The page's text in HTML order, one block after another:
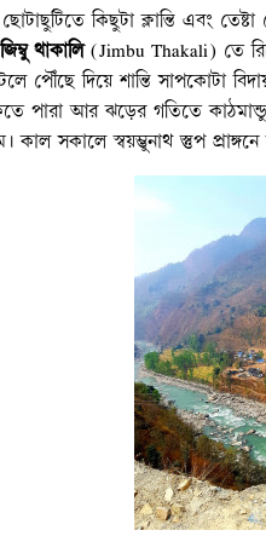
কিছুটা ক্লান্তি এবং
জিম্বু থাকালি(Jimbu Thakali) তে
পৌঁছে দিয়ে শান্তি সাপকোটা
পারা আর ঝড়ের গতিতে
সকালে স্বয়ম্ভুনাথ স্তুপ প্রাঙ্গনে